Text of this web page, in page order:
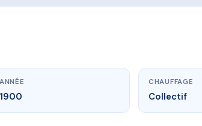
ANNÉE
1900
CHAUFFAGE
Collectif